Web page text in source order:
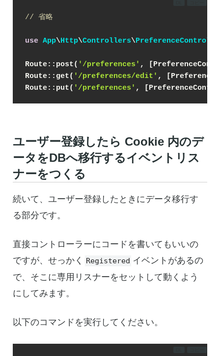
// 省略
use App\Http\Controllers\
Route::post( '/preferences' ,
Route::get( '/preferences/edit' ,
Route::put( '/preferences' ,
ユーザー登録したら Cookie 内のデ
ータをDBへ移行するイベントリス
ナーをつくる
続いて、ユーザー登録したときにデータ移行す
る部分です。
直接コントローラーにコードを書いてもいいの
ですが、せっかく
Registered イベントがあるの
で、そこに専用リスナーをセットして動くよう
にしてみます。
以下のコマンドを実行してください。